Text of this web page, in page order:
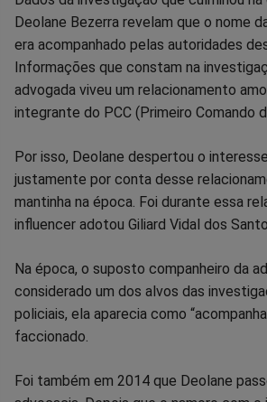
no
Facebook
no
Whatsapp
no
Twitter
no
Deolane Bezerra revelam que o nome
era acompanhado pelas autoridades
Informações que constam na
advogada viveu um relacionamento
integrante do PCC (Primeiro Comando
Por isso, Deolane despertou o
justamente por conta desse
mantinha na época. Foi durante essa
influencer adotou Giliard Vidal dos
Na época, o suposto companheiro da
considerado um dos alvos das
policiais, ela aparecia como
faccionado.
Foi também em 2014 que Deolane